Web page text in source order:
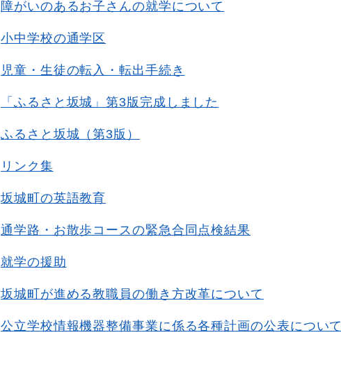
障がいのあるお子さんの就学について
小中学校の通学区
児童・生徒の転入・転出手続き
「ふるさと坂城」第3版完成しました
ふるさと坂城（第3版）
リンク集
坂城町の英語教育
通学路・お散歩コースの緊急合同点検結果
就学の援助
坂城町が進める教職員の働き方改革について
公立学校情報機器整備事業に係る各種計画の公表について